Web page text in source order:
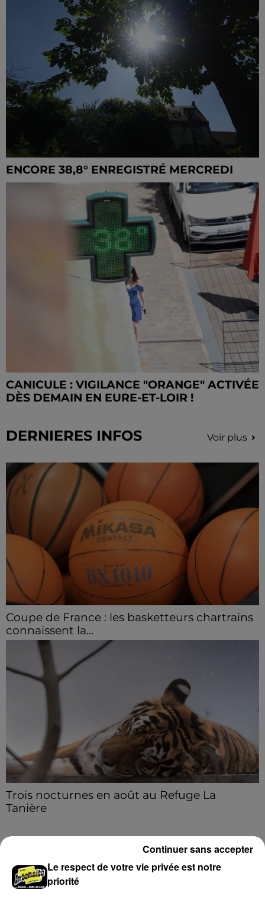
ENCORE 38,8° ENREGISTRÉ MERCREDI
CANICULE : VIGILANCE "ORANGE" ACTIVÉE
DÈS DEMAIN EN EURE-ET-LOIR !
DERNIERES INFOS Voir plus
Coupe de France : les basketteurs chartrains
connaissent la...
Le C'CMBM affrontera un autre club de la région
Centre à l'occasion des 32es de finale de la Coupe de
France.
Trois nocturnes en août au Refuge La
Tanière
samedi 8, 15 et 29 août.
A LA UNE Voir plus
Le respect de votre vie privée est notre
priorité
Continuer sans accepter